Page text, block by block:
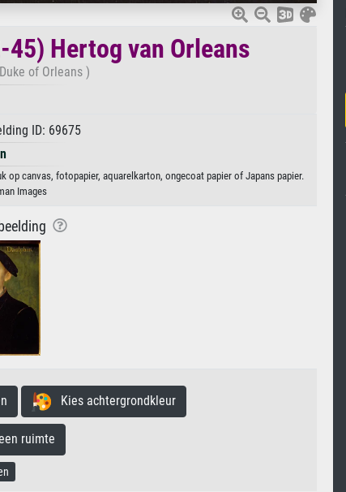
Hertog van Orleans
of Orleans )
ID: 69675
op canvas, fotopapier, aquarelkarton, ongecoat papier of Japans papier.
Images
Kies achtergrondkleur
ruimte